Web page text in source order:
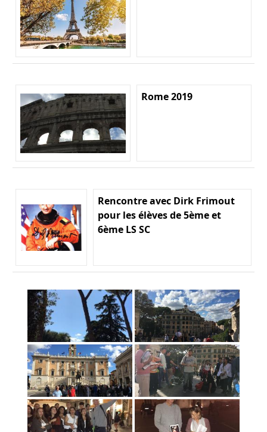
Rome 2019
Rencontre avec Dirk Frimout
pour les élèves de 5ème et
6ème LS SC